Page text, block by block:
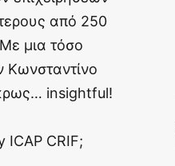
από 250
μια τόσο
Κωνσταντίνο
insightful!
ICAP CRIF;